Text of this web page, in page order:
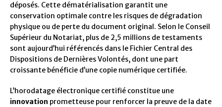
déposés. Cette dématérialisation garantit une
conservation optimale contre les risques de dégradation
physique ou de perte du document original. Selon le Conseil
Supérieur du Notariat, plus de 2,5 millions de testaments
sont aujourd’hui référencés dans le Fichier Central des
Dispositions de Dernières Volontés, dont une part
croissante bénéficie d’une copie numérique certifiée.
L’horodatage électronique certifié constitue une
innovation prometteuse pour renforcer la preuve de la date